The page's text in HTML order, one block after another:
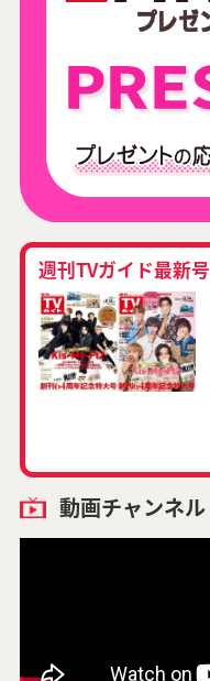
週刊TVガイド最新号
動画チャンネル